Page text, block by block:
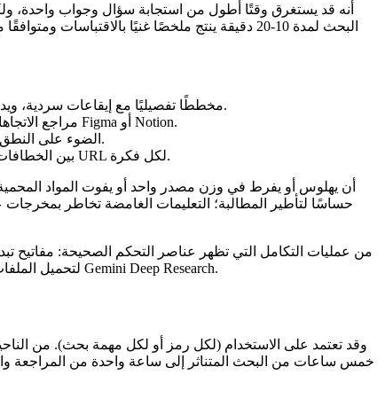
البحث لمدة 10-20 دقيقة ينتج ملخصًا غنيًا
بحث السيناريو: يبني Gemini Deep Research مخططًا تفصيليًا مع إيقاعات سردية، ويدمج روابط المصدر، ويشير إلى النزاعات أو الخلافات التي يمكنك إضفاء الطابع الدرامي عليها.
لوحات المزاج التصميمية: يسحب Gemini Deep Research مراجع الاتجاهات ودراسات الحالة البارزة ورؤى الألوان/المواد، ثم يخرج جدولًا يمكنك نقله إلى Figma أو Notion.
إعداد التعليق الصوتي: يسلط Gemini Deep Research الضوء على النطق والسياق التاريخي وإسناد الاقتباسات حتى تتمكن من تقديمها بثقة على الميكروفون.
تقويمات المحتوى: يجمع Gemini Deep Research بين الخطافات الموسمية ومجموعات الكلمات الرئيسية والزوايا المرجعية في خطة شهرية مع عناوين URL لكل فكرة.
حساسًا لتأطير المطالبة؛ التعليمات الغامضة تخاطر
لتحميل الملفات المرجعية. حتى تنتشر هذه على نطاق واسع، يجب أن يتوقع المبدعون إما التعاون مع مطور أو الاعتماد على أدوات الطرف الثالث المبنية على Gemini Deep Research.